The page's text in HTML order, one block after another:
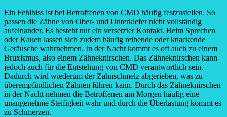
Ein Fehlbiss ist bei Betroffenen von CMD häufig festzustellen. So
passen die Zähne von Ober- und Unterkiefer nicht vollständig
aufeinander. Es besteht nur ein versetzter Kontakt. Beim Sprechen
oder Kauen lassen sich zudem häufig reibende oder knackende
Geräusche wahrnehmen. In der Nacht kommt es oft auch zu einem
Bruxismus, also einem Zähneknirschen. Das Zähneknirschen kann
jedoch auch für die Entstehung von CMD verantwortlich sein.
Dadurch wird wiederum der Zahnschmelz abgerieben, was zu
überempfindlichen Zähnen führen kann. Durch das Zähneknirschen
in der Nacht nehmen die Betroffenen am Morgen häufig eine
unangenehme Steifigkeit wahr und durch die Überlastung kommt es
zu Schmerzen.